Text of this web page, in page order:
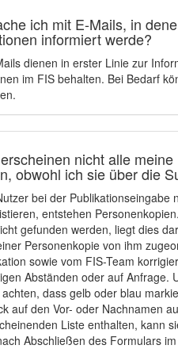
ich mit E-Mails, in
informiert werde?
dienen in erster Linie zur
im FIS behalten. Bei Bedarf
nicht alle
obwohl ich sie über die
bei der
entstehen
gefunden werden, liegt dies
Personenkopie von ihm
sowie vom FIS-Team
Abständen oder auf Anfrage.
dass gelb oder blau
auf den Vor- oder Nachnamen
Liste enthalten, kann
Abschließen des Formulars